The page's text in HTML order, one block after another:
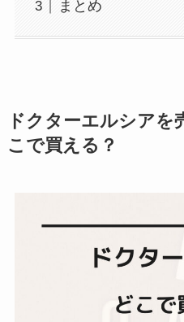
まとめ
ドクターエルシア
こで買える？